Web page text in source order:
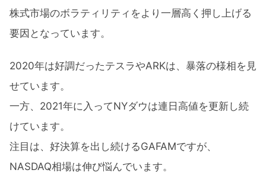
株式市場のボラティリティをより一層高く押し上げる
要因となっています。
2020年は好調だったテスラやARKは、暴落の様相を見
せています。
一方、2021年に入ってNYダウは連日高値を更新し続
けています。
注目は、好決算を出し続けるGAFAMですが、
NASDAQ相場は伸び悩んでいます。